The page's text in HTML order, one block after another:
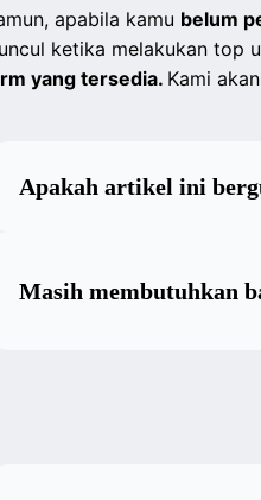
apabila kamu belum
ketika melakukan top
yang tersedia. Kami
Apakah artikel ini
Masih membutuhkan